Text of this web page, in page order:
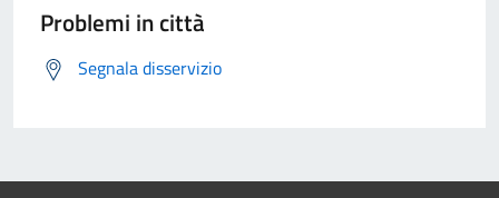
Problemi in città
Segnala disservizio